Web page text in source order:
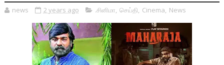
news 2 years ago .சினிமா, செய்தி, Cinema, News